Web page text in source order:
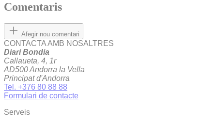
Comentaris
Afegir nou comentari
CONTACTA AMB NOSALTRES
Diari Bondia
Callaueta, 4, 1r
AD500 Andorra la Vella
Principat d'Andorra
Tel. +376 80 88 88
Formulari de contacte
Serveis